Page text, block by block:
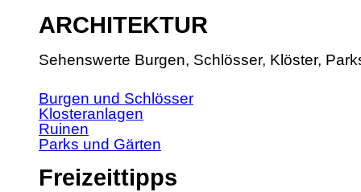
ARCHITEKTUR
Sehenswerte Burgen, Schlösser, Klöster,
Burgen und Schlösser
Klosteranlagen
Ruinen
Parks und Gärten
Freizeittipps